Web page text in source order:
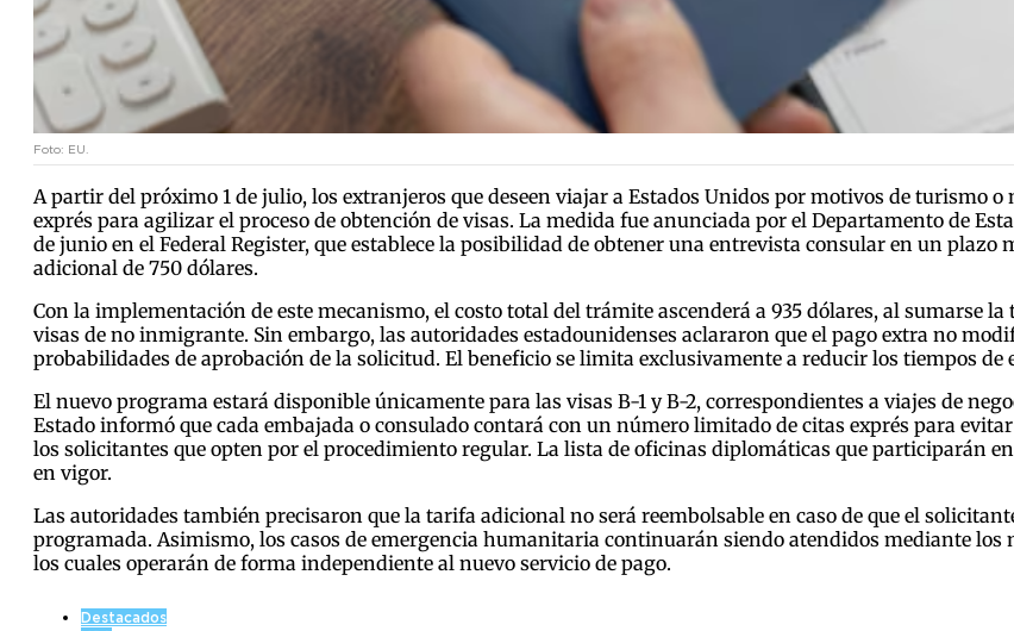
Foto: EU.
A partir del próximo 1 de julio, los extranjeros que deseen viajar a Estados Unidos por motivos de turismo
exprés para agilizar el proceso de obtención de visas. La medida fue anunciada por el Departamento de
de junio en el Federal Register, que establece la posibilidad de obtener una entrevista consular en un
adicional de 750 dólares.
Con la implementación de este mecanismo, el costo total del trámite ascenderá a 935 dólares, al sumarse
visas de no inmigrante. Sin embargo, las autoridades estadounidenses aclararon que el pago extra no
probabilidades de aprobación de la solicitud. El beneficio se limita exclusivamente a reducir los tiempos de
El nuevo programa estará disponible únicamente para las visas B-1 y B-2, correspondientes a viajes de
Estado informó que cada embajada o consulado contará con un número limitado de citas exprés para
los solicitantes que opten por el procedimiento regular. La lista de oficinas diplomáticas que participarán
en vigor.
Las autoridades también precisaron que la tarifa adicional no será reembolsable en caso de que el
programada. Asimismo, los casos de emergencia humanitaria continuarán siendo atendidos mediante los
los cuales operarán de forma independiente al nuevo servicio de pago.
Destacados